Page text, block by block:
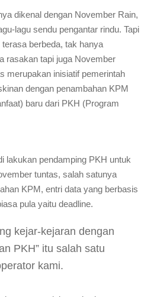
dikenal dengan November Rain,
lagu sendu pengantar rindu. Tapi
berbeda, tak hanya
rasakan tapi juga November
merupakan inisiatif pemerintah
dengan penambahan KPM
baru dari PKH (Program
lakukan pendamping PKH untuk
tuntas, salah satunya
KPM, entri data yang berbasis
pula yaitu deadline.
kejar-kejaran dengan
PKH” itu salah satu
kami.